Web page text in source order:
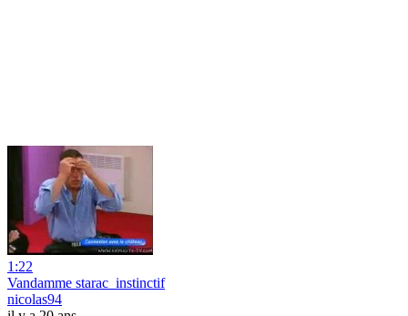
1:22
Vandamme starac_instinctif
nicolas94